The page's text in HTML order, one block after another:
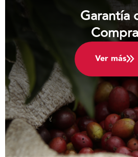
Garantía
Compra
Ver más